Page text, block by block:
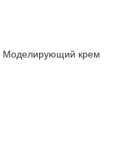
Моделирующий крем